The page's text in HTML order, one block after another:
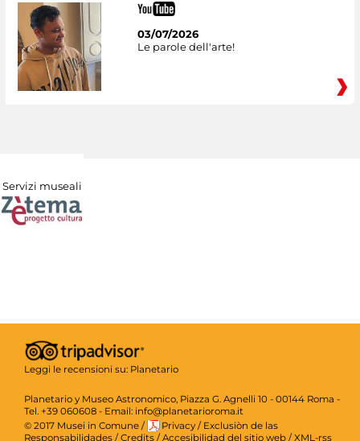
03/07/2026
Le parole dell'arte!
Servizi museali
Leggi le recensioni su: Planetario
Planetario y Museo Astronomico, Piazza G. Agnelli 10 - 00144 Roma -
Tel. +39 060608 - Email: info@planetarioroma.it
© 2017 Musei in Comune / Privacy / Exclusiòn de las
Responsabilidades / Credits / Accesibilidad del sitio web / XML-rss